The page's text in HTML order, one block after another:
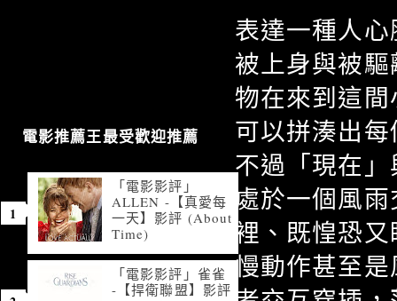
表達一種人
被上身與被
物在來到這
可以拼湊出
不過「現在
處於一個風
裡、既惶恐
慢動作甚至
電影推薦王最受歡迎推薦
「電影影評」
ALLEN -【真愛每
一天】影評 (About
Time)
「電影影評」雀雀
-【捍衛聯盟】影評